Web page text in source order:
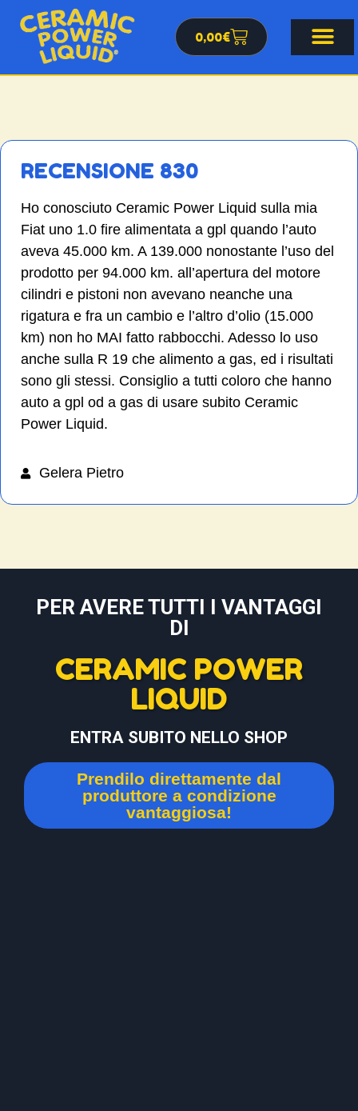
0,00€
RECENSIONE 830
Ho conosciuto Ceramic Power Liquid sulla mia
Fiat uno 1.0 fire alimentata a gpl quando l’auto
aveva 45.000 km. A 139.000 nonostante l’uso del
prodotto per 94.000 km. all’apertura del motore
cilindri e pistoni non avevano neanche una
rigatura e fra un cambio e l’altro d’olio (15.000
km) non ho MAI fatto rabbocchi. Adesso lo uso
anche sulla R 19 che alimento a gas, ed i risultati
sono gli stessi. Consiglio a tutti coloro che hanno
auto a gpl od a gas di usare subito Ceramic
Power Liquid.
Gelera Pietro
PER AVERE TUTTI I VANTAGGI
DI
CERAMIC POWER
LIQUID
ENTRA SUBITO NELLO SHOP
Prendilo direttamente dal
produttore a condizione
vantaggiosa!